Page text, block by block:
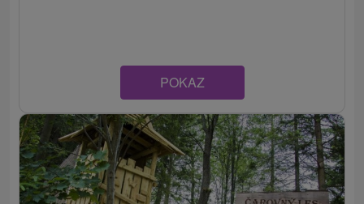
POKAZ